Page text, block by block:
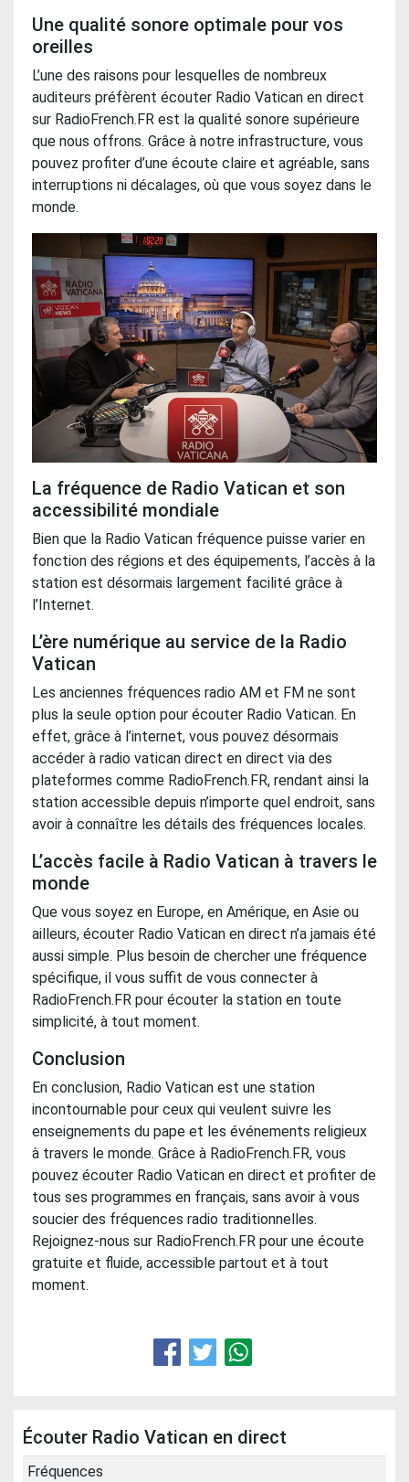
Une qualité sonore optimale pour vos
oreilles
L’une des raisons pour lesquelles de nombreux
auditeurs préfèrent écouter Radio Vatican en direct
sur RadioFrench.FR est la qualité sonore supérieure
que nous offrons. Grâce à notre infrastructure, vous
pouvez profiter d’une écoute claire et agréable, sans
interruptions ni décalages, où que vous soyez dans le
monde.
La fréquence de Radio Vatican et son
accessibilité mondiale
Bien que la Radio Vatican fréquence puisse varier en
fonction des régions et des équipements, l’accès à la
station est désormais largement facilité grâce à
l’Internet.
L’ère numérique au service de la Radio
Vatican
Les anciennes fréquences radio AM et FM ne sont
plus la seule option pour écouter Radio Vatican. En
effet, grâce à l’internet, vous pouvez désormais
accéder à radio vatican direct​ en direct via des
plateformes comme RadioFrench.FR, rendant ainsi la
station accessible depuis n’importe quel endroit, sans
avoir à connaître les détails des fréquences locales.
L’accès facile à Radio Vatican à travers le
monde
Que vous soyez en Europe, en Amérique, en Asie ou
ailleurs, écouter Radio Vatican en direct n’a jamais été
aussi simple. Plus besoin de chercher une fréquence
spécifique, il vous suffit de vous connecter à
RadioFrench.FR pour écouter la station en toute
simplicité, à tout moment.
Conclusion
En conclusion, Radio Vatican est une station
incontournable pour ceux qui veulent suivre les
enseignements du pape et les événements religieux
à travers le monde. Grâce à RadioFrench.FR, vous
pouvez écouter Radio Vatican en direct et profiter de
tous ses programmes en français, sans avoir à vous
soucier des fréquences radio traditionnelles.
Rejoignez-nous sur RadioFrench.FR pour une écoute
gratuite et fluide, accessible partout et à tout
moment.
Écouter Radio Vatican en direct
Fréquences